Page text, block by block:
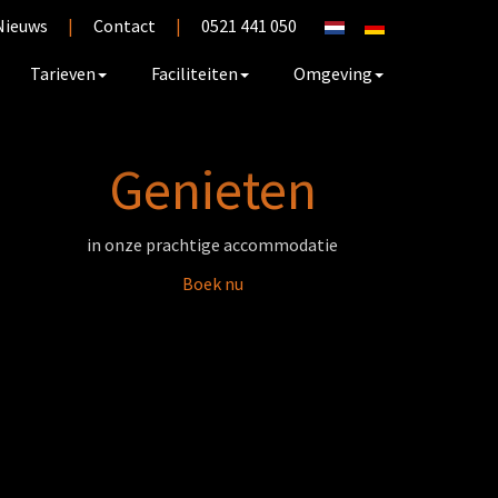
Genieten
in onze prachtige accommodatie
Boek nu
| Contact | 0521 441 050
Tarieven Faciliteiten Omgeving